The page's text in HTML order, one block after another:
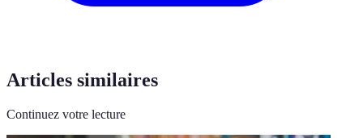
Articles similaires
Continuez votre lecture